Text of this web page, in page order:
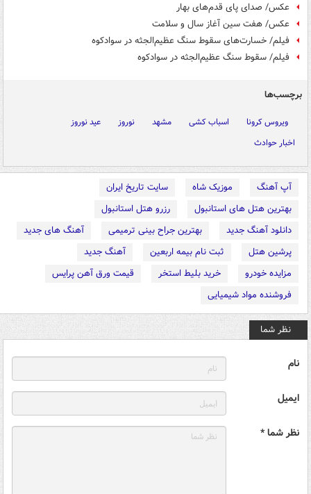
عکس/ صدای پای قدم‌های بهار
عکس/ هفت سین آغاز سال و سلامت
فیلم/ خسارت‌های سقوط سنگ عظیم‌الجثه در سوادکوه
فیلم/ سقوط سنگ عظیم‌الجثه در سوادکوه
برچسب‌ها
ویروس کرونا اسباب کشی مشهد نوروز
عید نوروز
اخبار حوادث
آپ آهنگ موزیک شاه
سایت تاریخ ایران
بهترین هتل های استانبول
رزرو هتل استانبول
دانلود آهنگ جدید
بهترین جراح بینی ترمیمی
آهنگ های جدید
پرشین هتل
ثبت نام بیمه اربعین
آهنگ جدید
مزایده خودرو
خرید بلیط استخر
قیمت ورق آهن پرایس
فروشنده مواد شیمیایی
نظر شما
نام
ایمیل
نظر شما *